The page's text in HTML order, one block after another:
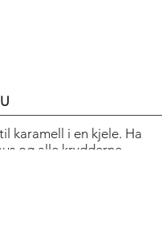
karamell i en kjele. Ha
og alle krydderne.